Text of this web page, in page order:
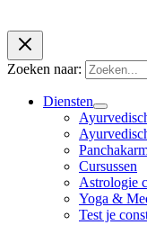
Zoeken naar:
Diensten
Cursussen
Astrologie
Yoga &
Test je